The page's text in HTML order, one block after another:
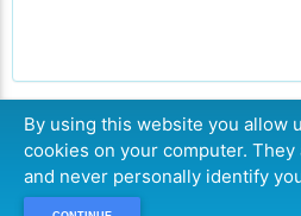
LISTE
By using this website you allow
cookies on your computer. They
and never personally identify